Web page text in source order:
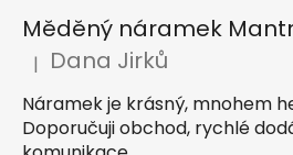
Hodnocení produktu je 5 z 5
| Dana Jirků
Náramek je krásný, mnohem
Doporučuji obchod, rychlé